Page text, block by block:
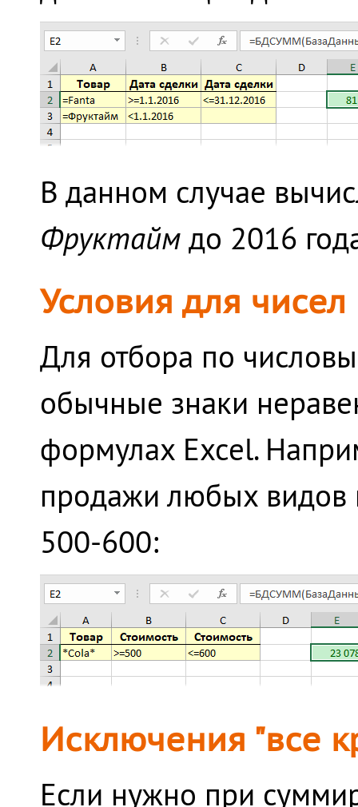
В данном случае
Фруктайм до 2016
Условия для чисел
Для отбора по
обычные знаки
формулах Excel.
продажи любых видов
500-600:
Исключения "все
Если нужно при